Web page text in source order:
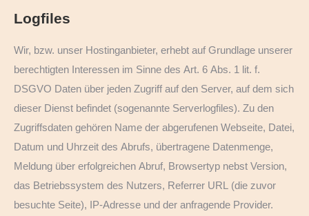
Logfiles
Wir, bzw. unser Hostinganbieter, erhebt auf Grundlage unserer
berechtigten Interessen im Sinne des Art. 6 Abs. 1 lit. f.
DSGVO Daten über jeden Zugriff auf den Server, auf dem sich
dieser Dienst befindet (sogenannte Serverlogfiles). Zu den
Zugriffsdaten gehören Name der abgerufenen Webseite, Datei,
Datum und Uhrzeit des Abrufs, übertragene Datenmenge,
Meldung über erfolgreichen Abruf, Browsertyp nebst Version,
das Betriebssystem des Nutzers, Referrer URL (die zuvor
besuchte Seite), IP-Adresse und der anfragende Provider.